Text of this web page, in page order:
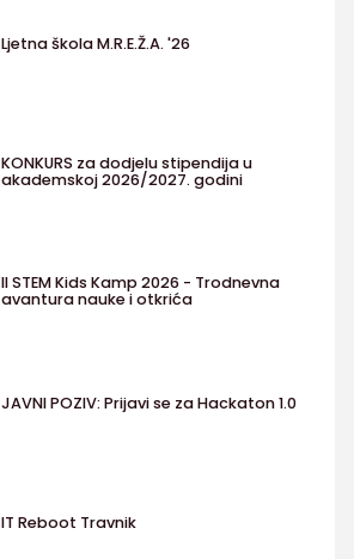
Ljetna škola M.R.E.Ž.A. '26
KONKURS za dodjelu stipendija u
akademskoj 2026/2027. godini
II STEM Kids Kamp 2026 - Trodnevna
avantura nauke i otkrića
JAVNI POZIV: Prijavi se za Hackaton 1.0
IT Reboot Travnik